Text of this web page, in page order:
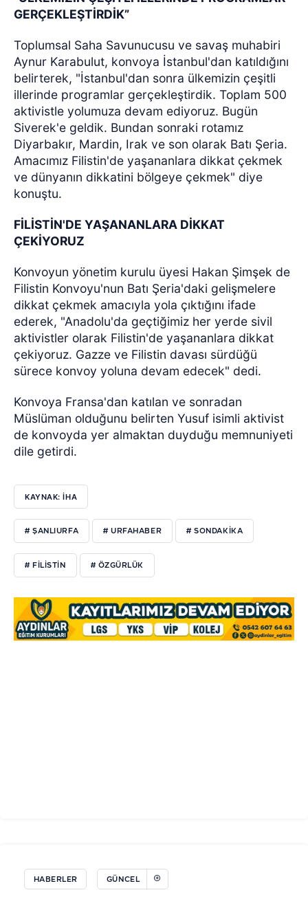
GERÇEKLEŞTİRDİK”
Toplumsal Saha Savunucusu ve savaş muhabiri
Aynur Karabulut, konvoya İstanbul'dan katıldığını
belirterek, "İstanbul'dan sonra ülkemizin çeşitli
illerinde programlar gerçekleştirdik. Toplam 500
aktivistle yolumuza devam ediyoruz. Bugün
Siverek'e geldik. Bundan sonraki rotamız
Diyarbakır, Mardin, Irak ve son olarak Batı Şeria.
Amacımız Filistin'de yaşananlara dikkat çekmek
ve dünyanın dikkatini bölgeye çekmek" diye
konuştu.
FİLİSTİN'DE YAŞANANLARA DİKKAT
ÇEKİYORUZ
Konvoyun yönetim kurulu üyesi Hakan Şimşek de
Filistin Konvoyu'nun Batı Şeria'daki gelişmelere
dikkat çekmek amacıyla yola çıktığını ifade
ederek, "Anadolu'da geçtiğimiz her yerde sivil
aktivistler olarak Filistin'de yaşananlara dikkat
çekiyoruz. Gazze ve Filistin davası sürdüğü
sürece konvoy yoluna devam edecek" dedi.
Konvoya Fransa'dan katılan ve sonradan
Müslüman olduğunu belirten Yusuf isimli aktivist
de konvoyda yer almaktan duyduğu memnuniyeti
dile getirdi.
KAYNAK: İHA
# ŞANLIURFA # URFAHABER # SONDAKIKA
# FILISTIN # ÖZGÜRLÜK
HABERLER GÜNCEL